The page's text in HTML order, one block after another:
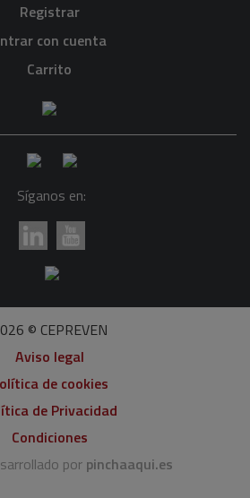
Registrar
con cuenta
Carrito
Síganos en:
© CEPREVEN
Aviso legal
de cookies
de Privacidad
Condiciones
por pinchaaqui.es